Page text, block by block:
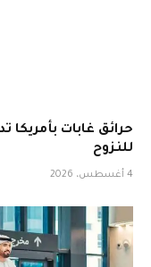
للنزوح
4 أغسطس، 2026